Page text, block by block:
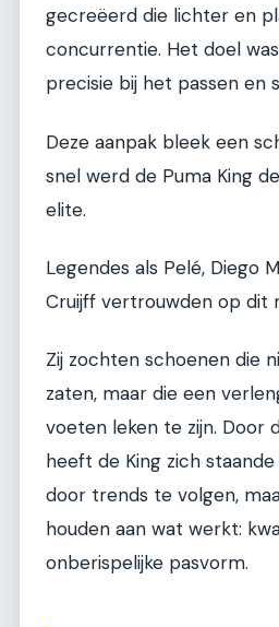
gecreëerd die lichter en
concurrentie. Het doel
precisie bij het passen en
Deze aanpak bleek een
snel werd de Puma King
elite.
Legendes als Pelé, Diego
Cruijff vertrouwden op dit
Zij zochten schoenen die
zaten, maar die een
voeten leken te zijn. Door
heeft de King zich
door trends te volgen,
houden aan wat werkt:
onberispelijke pasvorm.